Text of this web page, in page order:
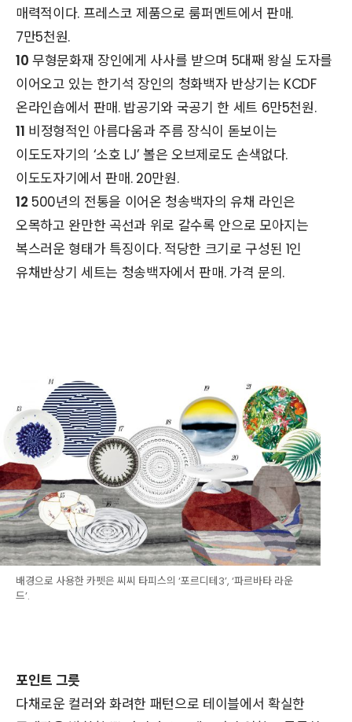
매력적이다. 프레스코 제품으로 룸퍼멘트에서 판매.
7만5천원.
10 무형문화재 장인에게 사사를 받으며 5대째 왕실 도자를
이어오고 있는 한기석 장인의 청화백자 반상기는 KCDF
온라인숍에서 판매. 밥공기와 국공기 한 세트 6만5천원.
11 비정형적인 아름다움과 주름 장식이 돋보이는
이도도자기의 ‘소호 LJ’ 볼은 오브제로도 손색없다.
이도도자기에서 판매. 20만원.
12 500년의 전통을 이어온 청송백자의 유채 라인은
오목하고 완만한 곡선과 위로 갈수록 안으로 모아지는
복스러운 형태가 특징이다. 적당한 크기로 구성된 1인
유채반상기 세트는 청송백자에서 판매. 가격 문의.
배경으로 사용한 카펫은 씨씨 타피스의 ‘포르디테3’, ‘파르바타 라운
드’.
포인트 그릇
다채로운 컬러와 화려한 패턴으로 테이블에서 확실한